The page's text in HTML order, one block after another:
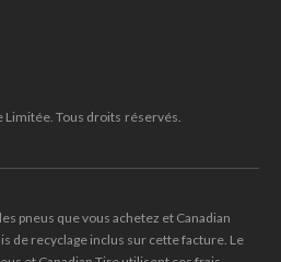
Limitée. Tous droits réservés.
pneus que vous achetez et Canadian
de recyclage inclus sur cette facture. Le